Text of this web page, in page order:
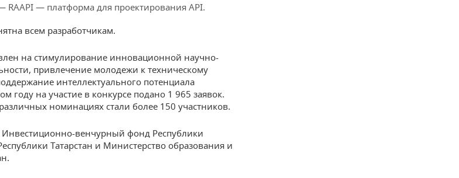
RAAPI — платформа для проектирования API.
всем разработчикам.
на стимулирование инновационной научно-
привлечение молодежи к техническому
интеллектуального потенциала
году на участие в конкурсе подано 1 965 заявок.
номинациях стали более 150 участников.
венчурный фонд Республики
Татарстан и Министерство образования и